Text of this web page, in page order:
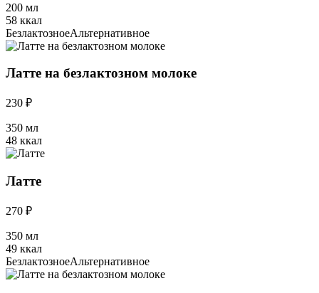
200 мл
58 ккал
БезлактозноеАльтернативное
Латте на безлактозном молоке
230 ₽
350 мл
48 ккал
Латте
270 ₽
350 мл
49 ккал
БезлактозноеАльтернативное